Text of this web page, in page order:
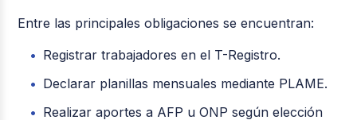
Entre las principales obligaciones se encuentran:
Registrar trabajadores en el T-Registro.
Declarar planillas mensuales mediante PLAME.
Realizar aportes a AFP u ONP según elección